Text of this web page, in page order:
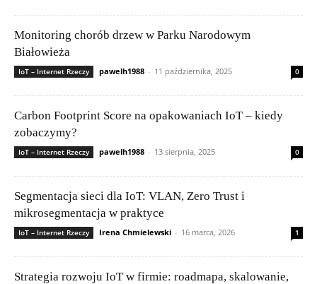
Monitoring chorób drzew w Parku Narodowym
Białowieża
IoT – Internet Rzeczy pawelh1988 - 11 października, 2025 0
Carbon Footprint Score na opakowaniach IoT – kiedy
zobaczymy?
IoT – Internet Rzeczy pawelh1988 - 13 sierpnia, 2025 0
Segmentacja sieci dla IoT: VLAN, Zero Trust i
mikrosegmentacja w praktyce
IoT – Internet Rzeczy Irena Chmielewski - 16 marca, 2026 1
Strategia rozwoju IoT w firmie: roadmapa, skalowanie,